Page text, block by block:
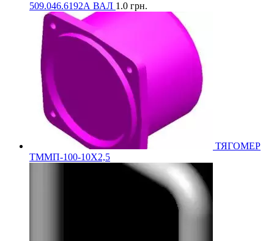
509.046.6192А ВАЛ 1.0 грн.
ТЯГОМЕР
ТММП-100-10Х2,5